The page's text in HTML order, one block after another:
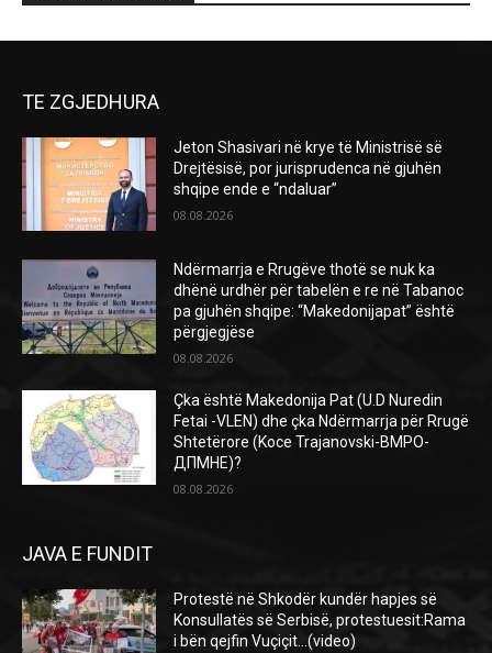
TE ZGJEDHURA
Jeton Shasivari në krye të Ministrisë së
Drejtësisë, por jurisprudenca në gjuhën
shqipe ende e “ndaluar”
08.08.2026
Ndërmarrja e Rrugëve thotë se nuk ka
dhënë urdhër për tabelën e re në Tabanoc
pa gjuhën shqipe: “Makedonijapat” është
përgjegjëse
08.08.2026
Çka është Makedonija Pat (U.D Nuredin
Fetai -VLEN) dhe çka Ndërmarrja për Rrugë
Shtetërore (Koce Trajanovski-ВМРО-
ДПМНЕ)?
08.08.2026
JAVA E FUNDIT
Protestë në Shkodër kundër hapjes së
Konsullatës së Serbisë, protestuesit:Rama
i bën qejfin Vuçiçit…(video)